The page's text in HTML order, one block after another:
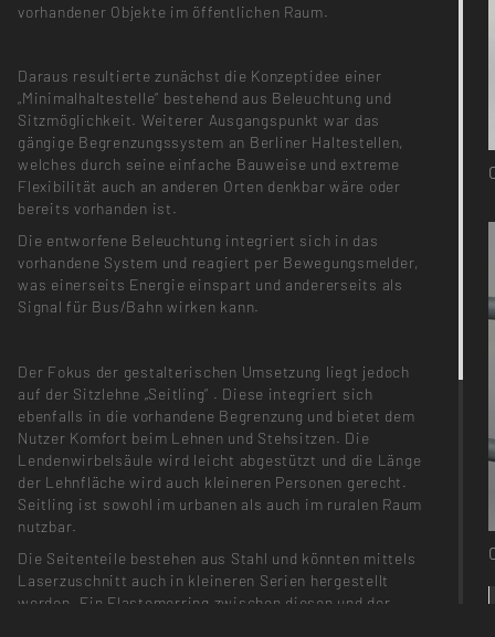
vorhandener Objekte im öffentlichen Raum.
Daraus resultierte zunächst die Konzeptidee einer
„Minimalhaltestelle“ bestehend aus Beleuchtung und
Sitzmöglichkeit. Weiterer Ausgangspunkt war das
gängige Begrenzungssystem an Berliner Haltestellen,
welches durch seine einfache Bauweise und extreme
Flexibilität auch an anderen Orten denkbar wäre oder
bereits vorhanden ist.
Die entworfene Beleuchtung integriert sich in das
vorhandene System und reagiert per Bewegungsmelder,
was einerseits Energie einspart und andererseits als
Signal für Bus/Bahn wirken kann.
Der Fokus der gestalterischen Umsetzung liegt jedoch
auf der Sitzlehne „Seitling“ . Diese integriert sich
ebenfalls in die vorhandene Begrenzung und bietet dem
Nutzer Komfort beim Lehnen und Stehsitzen. Die
Lendenwirbelsäule wird leicht abgestützt und die Länge
der Lehnfläche wird auch kleineren Personen gerecht.
Seitling ist sowohl im urbanen als auch im ruralen Raum
nutzbar.
Die Seitenteile bestehen aus Stahl und könnten mittels
Laserzuschnitt auch in kleineren Serien hergestellt
werden. Ein Elastomerring zwischen diesen und der